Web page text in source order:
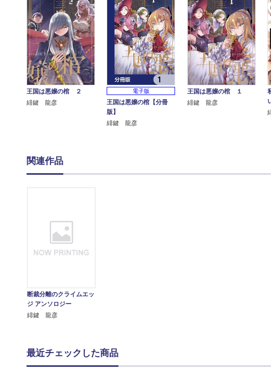
王国は悪嬢の棺 ２
緋鍵 龍彦
電子版
王国は悪嬢の棺【分冊
版】
緋鍵 龍彦
王国は悪嬢の棺 １
緋鍵 龍彦
関連作品
断裁分離のクライムエッ
ジ アンソロジー
緋鍵 龍彦
最近チェックした商品